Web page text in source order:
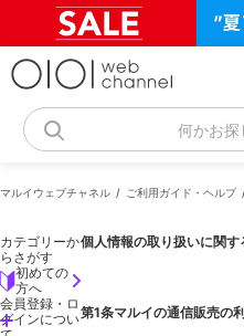
ッ
何かお探
マルイウェブチャネル ご利用ガイド・ヘルプ
カテゴリーか
らさがす
初めての
方へ
会員登録・ロ
グインについ
個人情報の取り扱いに関
第1条マルイの通信販売の